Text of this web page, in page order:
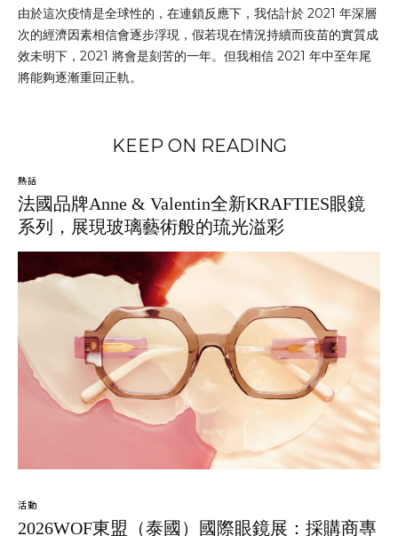
由於這次疫情是全球性的，在連鎖反應下，我估計於 2021 年深層
次的經濟因素相信會逐步浮現，假若現在情況持續而疫苗的實質成
效未明下，2021 將會是刻苦的一年。但我相信 2021 年中至年尾
將能夠逐漸重回正軌。
KEEP ON READING
熱話
法國品牌Anne & Valentin全新KRAFTIES眼鏡
系列，展現玻璃藝術般的琉光溢彩
活動
2026WOF東盟（泰國）國際眼鏡展：採購商專